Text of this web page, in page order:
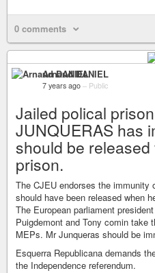
0 comments
Arnaud DANIEL
7 years ago – Public
Jailed polical
JUNQUERAS has
should be
prison.
The CJEU endorses the immunity
should have been released when
The European parliament
Puigdemont and Tony comin take
MEPs. Mr Junqueras should be
Esquerra Republicana demands
the Independence referendum.